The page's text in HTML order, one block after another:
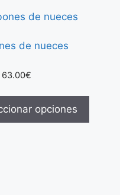
de nueces
63.00€
opciones